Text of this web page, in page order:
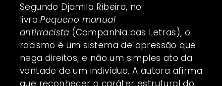
Segundo Djamila Ribeiro, no
livroPequeno manual
antirracista (Companhia das Letras), o
racismo é um sistema de opressão que
nega direitos, e não um simples ato da
vontade de um indivíduo. A autora afirma
que reconhecer o caráter estrutural do